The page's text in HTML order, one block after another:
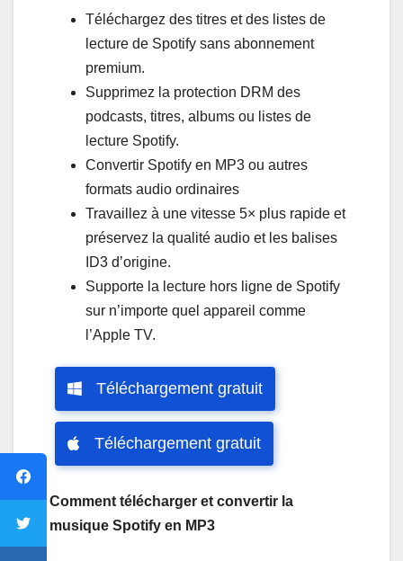
Téléchargez des titres et des listes de
lecture de Spotify sans abonnement
premium.
Supprimez la protection DRM des
podcasts, titres, albums ou listes de
lecture Spotify.
Convertir Spotify en MP3 ou autres
formats audio ordinaires
Travaillez à une vitesse 5× plus rapide et
préservez la qualité audio et les balises
ID3 d’origine.
Supporte la lecture hors ligne de Spotify
sur n’importe quel appareil comme
l’Apple TV.
Téléchargement gratuit
Téléchargement gratuit
Comment télécharger et convertir la
musique Spotify en MP3